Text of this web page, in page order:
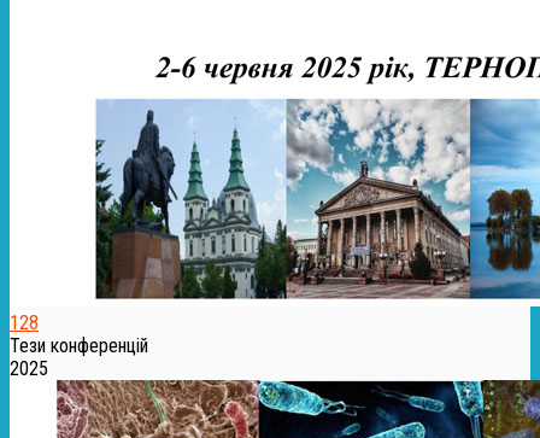
128
Тези конференцій
2025